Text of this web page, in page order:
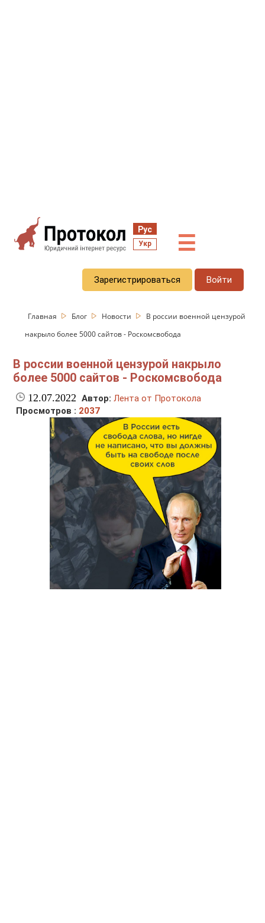
Рус
Укр ☰
Зарегистрироваться Войти
Главная Блог Новости
В россии военной цензурой
накрыло более 5000 сайтов - Роскомсвобода
В россии военной цензурой накрыло
более 5000 сайтов - Роскомсвобода
12.07.2022 Автор: Лента от Протокола
Просмотров : 2037